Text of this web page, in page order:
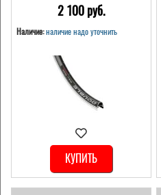
2 100 pуб.
Наличие:наличие надо уточнить
КУПИТЬ